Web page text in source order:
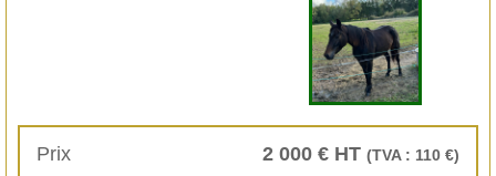
Prix 2 000 € HT (TVA : 110 €)